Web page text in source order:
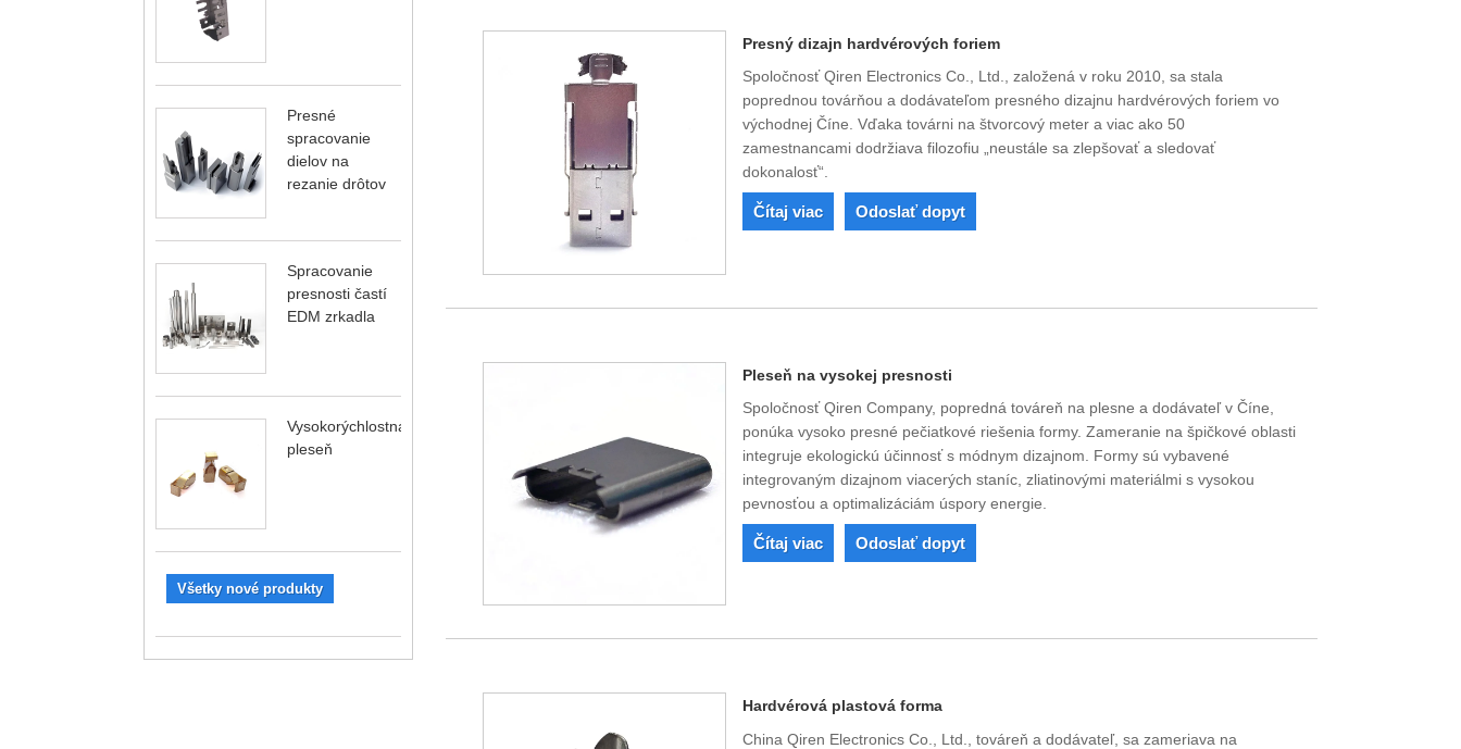
Presné
spracovanie
dielov na
rezanie drôtov
Spracovanie
presnosti častí
EDM zrkadla
Vysokorýchlostná
pleseň
Všetky nové produkty
Presný dizajn hardvérových foriem
Spoločnosť Qiren Electronics Co., Ltd., založená v roku 2010, sa stala
poprednou továrňou a dodávateľom presného dizajnu hardvérových foriem vo
východnej Číne. Vďaka továrni na štvorcový meter a viac ako 50
zamestnancami dodržiava filozofiu „neustále sa zlepšovať a sledovať
dokonalosť“.
Čítaj viac Odoslať dopyt
Pleseň na vysokej presnosti
Spoločnosť Qiren Company, popredná továreň na plesne a dodávateľ v Číne,
ponúka vysoko presné pečiatkové riešenia formy. Zameranie na špičkové oblasti
integruje ekologickú účinnosť s módnym dizajnom. Formy sú vybavené
integrovaným dizajnom viacerých staníc, zliatinovými materiálmi s vysokou
pevnosťou a optimalizáciám úspory energie.
Čítaj viac Odoslať dopyt
Hardvérová plastová forma
China Qiren Electronics Co., Ltd., továreň a dodávateľ, sa zameriava na